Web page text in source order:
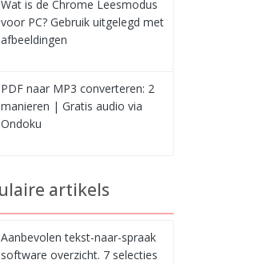
Wat is de Chrome Leesmodus
voor PC? Gebruik uitgelegd met
afbeeldingen
PDF naar MP3 converteren: 2
manieren | Gratis audio via
Ondoku
artikels
Aanbevolen tekst-naar-spraak
software overzicht. 7 selecties